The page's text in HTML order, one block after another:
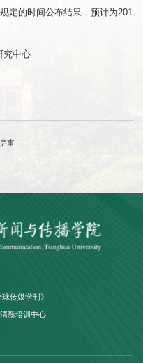
定的时间公布结果，预计为201
究中心
事
球传媒学刊》
清新培训中心